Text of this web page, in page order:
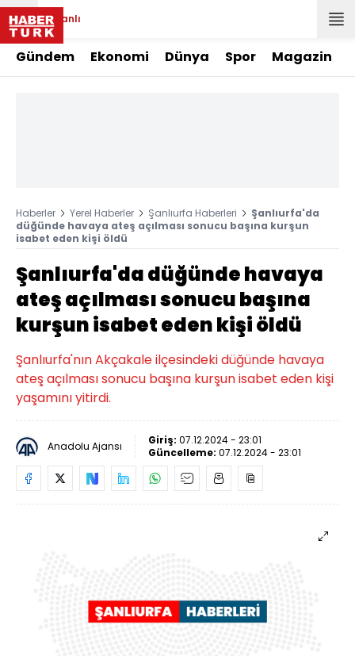
Canlı
Gündem Ekonomi Dünya Spor Magazin
Haberler Yerel Haberler Şanlıurfa Haberleri
Şanlıurfa'da
düğünde havaya ateş açılması sonucu başına kurşun
isabet eden kişi öldü
Şanlıurfa'da düğünde havaya
ateş açılması sonucu başına
kurşun isabet eden kişi öldü
Şanlıurfa'nın Akçakale ilçesindeki düğünde havaya
ateş açılması sonucu başına kurşun isabet eden kişi
yaşamını yitirdi.
Anadolu Ajansı Giriş: 07.12.2024 - 23:01
Güncelleme: 07.12.2024 - 23:01